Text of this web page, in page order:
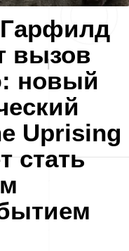
вызов
новый
Uprising
стать